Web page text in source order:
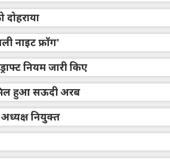
नाइट फ्रॉग'
नियम जारी किए
हुआ सऊदी अरब
अध्यक्ष नियुक्त